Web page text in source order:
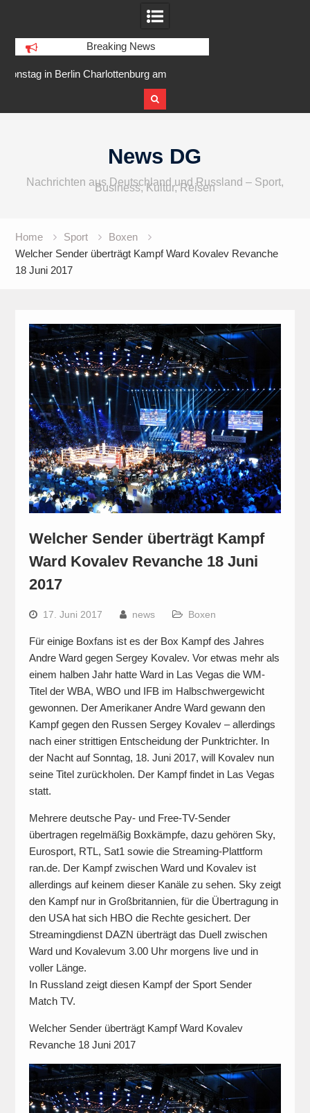
Breaking News
am
IFA 2026 Audio wird größer,
internationaler und vielfältiger
News DG
Nachrichten aus Deutschland und Russland – Sport,
Business, Kultur, Reisen
Home Sport
Boxen
Welcher Sender überträgt Kampf Ward Kovalev Revanche
18 Juni 2017
Welcher Sender überträgt Kampf
Ward Kovalev Revanche 18 Juni
2017
17. Juni 2017 news Boxen
Für einige Boxfans ist es der Box Kampf des Jahres
Andre Ward gegen Sergey Kovalev. Vor etwas mehr als
einem halben Jahr hatte Ward in Las Vegas die WM-
Titel der WBA, WBO und IFB im Halbschwergewicht
gewonnen. Der Amerikaner Andre Ward gewann den
Kampf gegen den Russen Sergey Kovalev – allerdings
nach einer strittigen Entscheidung der Punktrichter. In
der Nacht auf Sonntag, 18. Juni 2017, will Kovalev nun
seine Titel zurückholen. Der Kampf findet in Las Vegas
statt.
Mehrere deutsche Pay- und Free-TV-Sender
übertragen regelmäßig Boxkämpfe, dazu gehören Sky,
Eurosport, RTL, Sat1 sowie die Streaming-Plattform
ran.de. Der Kampf zwischen Ward und Kovalev ist
allerdings auf keinem dieser Kanäle zu sehen. Sky zeigt
den Kampf nur in Großbritannien, für die Übertragung in
den USA hat sich HBO die Rechte gesichert. Der
Streamingdienst DAZN überträgt das Duell zwischen
Ward und Kovalevum 3.00 Uhr morgens live und in
voller Länge.
In Russland zeigt diesen Kampf der Sport Sender
Match TV.
Welcher Sender überträgt Kampf Ward Kovalev
Revanche 18 Juni 2017